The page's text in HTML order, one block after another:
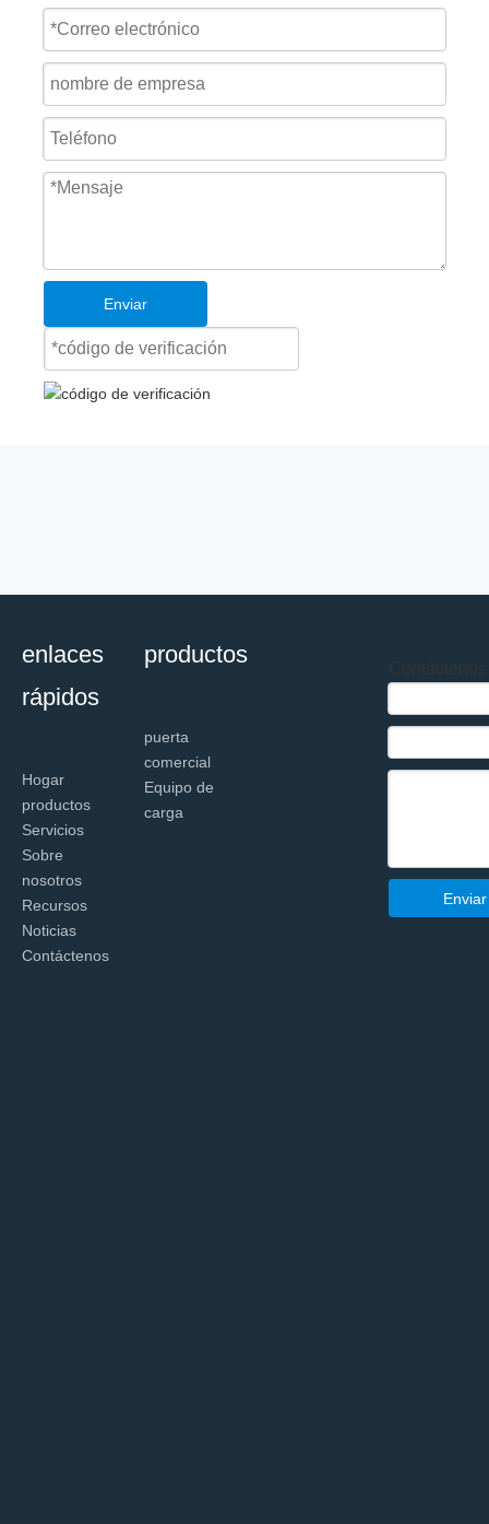
Enviar
enlaces
rápidos
Hogar
productos
Servicios
Sobre
nosotros
Recursos
Noticias
Contáctenos
productos
puerta
comercial
Equipo de
carga
Enviar